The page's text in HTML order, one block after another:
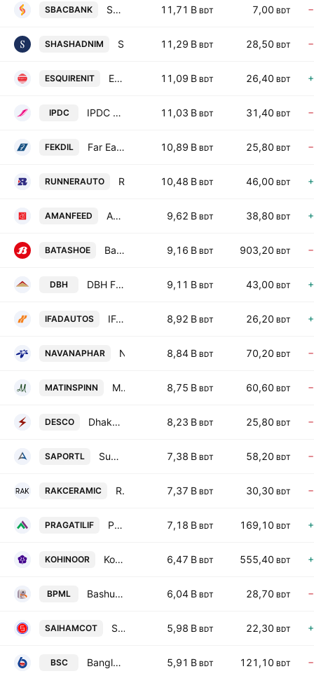
SBACBANK SBAC Bank PLC. 11,71 B BDT 7,00 BDT
SHASHADNIM 11,29 B BDT 28,50 BDT
ESQUIRENIT Esquire Knit Composite PLC 11,09 B BDT 26,40 BDT
IPDC IPDC Finance PLC 11,03 B BDT 31,40 BDT
FEKDIL Far East Knitting & Dyeing Industries PLC. 10,89 B BDT 25,80 BDT
RUNNERAUTO 10,48 B BDT 46,00 BDT
AMANFEED Aman Feed PLC 9,62 B BDT 38,80 BDT
BATASHOE Bata Shoe Co. (Bangladesh) Ltd. 9,16 B BDT 903,20 BDT
DBH DBH Finance PLC 9,11 B BDT 43,00 BDT
IFADAUTOS IFAD Autos PLC 8,92 B BDT 26,20 BDT
NAVANAPHAR 8,84 B BDT 70,20 BDT
MATINSPINN Matin Spinning PLC 8,75 B BDT 60,60 BDT
DESCO Dhaka Electric Supply Co. Ltd. 8,23 B BDT 25,80 BDT
SAPORTL Summit Alliance Port Limited 7,38 B BDT 58,20 BDT
RAKCERAMIC RAK Ceramics (Baneladesh) Limited 7,37 B BDT 30,30 BDT
PRAGATILIF Pragati Life Insurance PLC 7,18 B BDT 169,10 BDT
KOHINOOR Kohinoor Chemical Company (Bangladesh) PLC 6,47 B BDT 555,40 BDT
BPML Bashundhara Paper Mill Ltd. 6,04 B BDT 28,70 BDT
SAIHAMCOT Saiham Cotton Mills Ltd. 5,98 B BDT 22,30 BDT
BSC Bangladesh Shipping Corporation 5,91 B BDT 121,10 BDT